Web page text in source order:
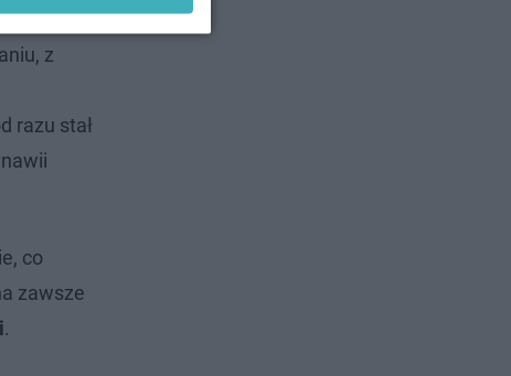
z
razu stał
co
zawsze
.